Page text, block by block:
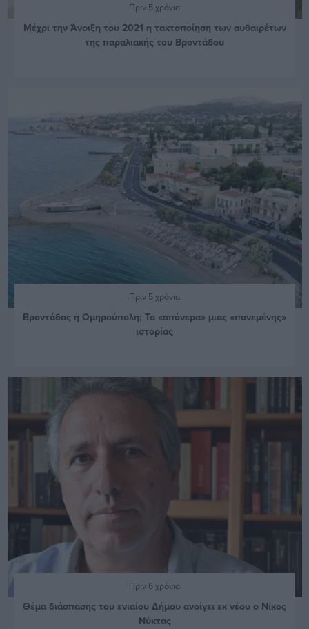
Πριν 5 χρόνια
Μέχρι την Άνοιξη του 2021 η τακτοποίηση των αυθαιρέτων
της παραλιακής του Βροντάδου
Πριν 5 χρόνια
Βροντάδος ή Ομηρούπολη; Τα «απόνερα» μιας «πονεμένης»
ιστορίας
Πριν 6 χρόνια
Θέμα διάσπασης του ενιαίου Δήμου ανοίγει εκ νέου ο Νίκος
Νύκτας